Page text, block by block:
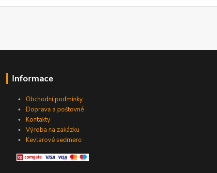
Informace
Obchodní podmínky
Doprava a poštovné
Kontakty
Výroba na zakázku
Kevlarové sedmero